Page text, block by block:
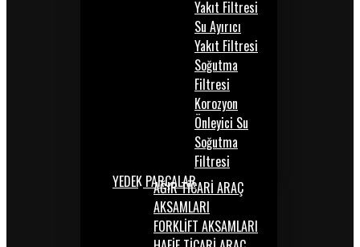
Yakıt Filtresi
Su Ayırıcı
Yakıt Filtresi
Soğutma
Filtresi
Korozyon
Önleyici Su
Soğutma
Filtresi
YEDEK PARÇALARAĞIR TİCARİ ARAÇ
AKSAMLARI
FORKLİFT AKSAMLARI